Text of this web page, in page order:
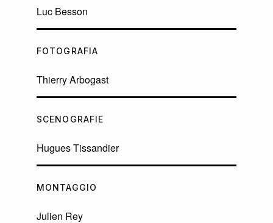
Luc Besson
FOTOGRAFIA
Thierry Arbogast
SCENOGRAFIE
Hugues Tissandier
MONTAGGIO
Julien Rey